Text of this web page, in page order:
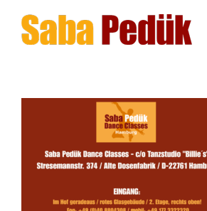
Inhalt
springen